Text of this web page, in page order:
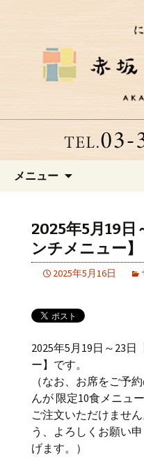
赤坂にある
井」からの
メニュー
2025年5月19日
ンチメニュー】
2025年5月16日
2025年5月19日～23
ー】です。
（なお、お席をご予
んが 限定10食メニュ
ご注文いただけませ
う、よろしくお願い
げます。）